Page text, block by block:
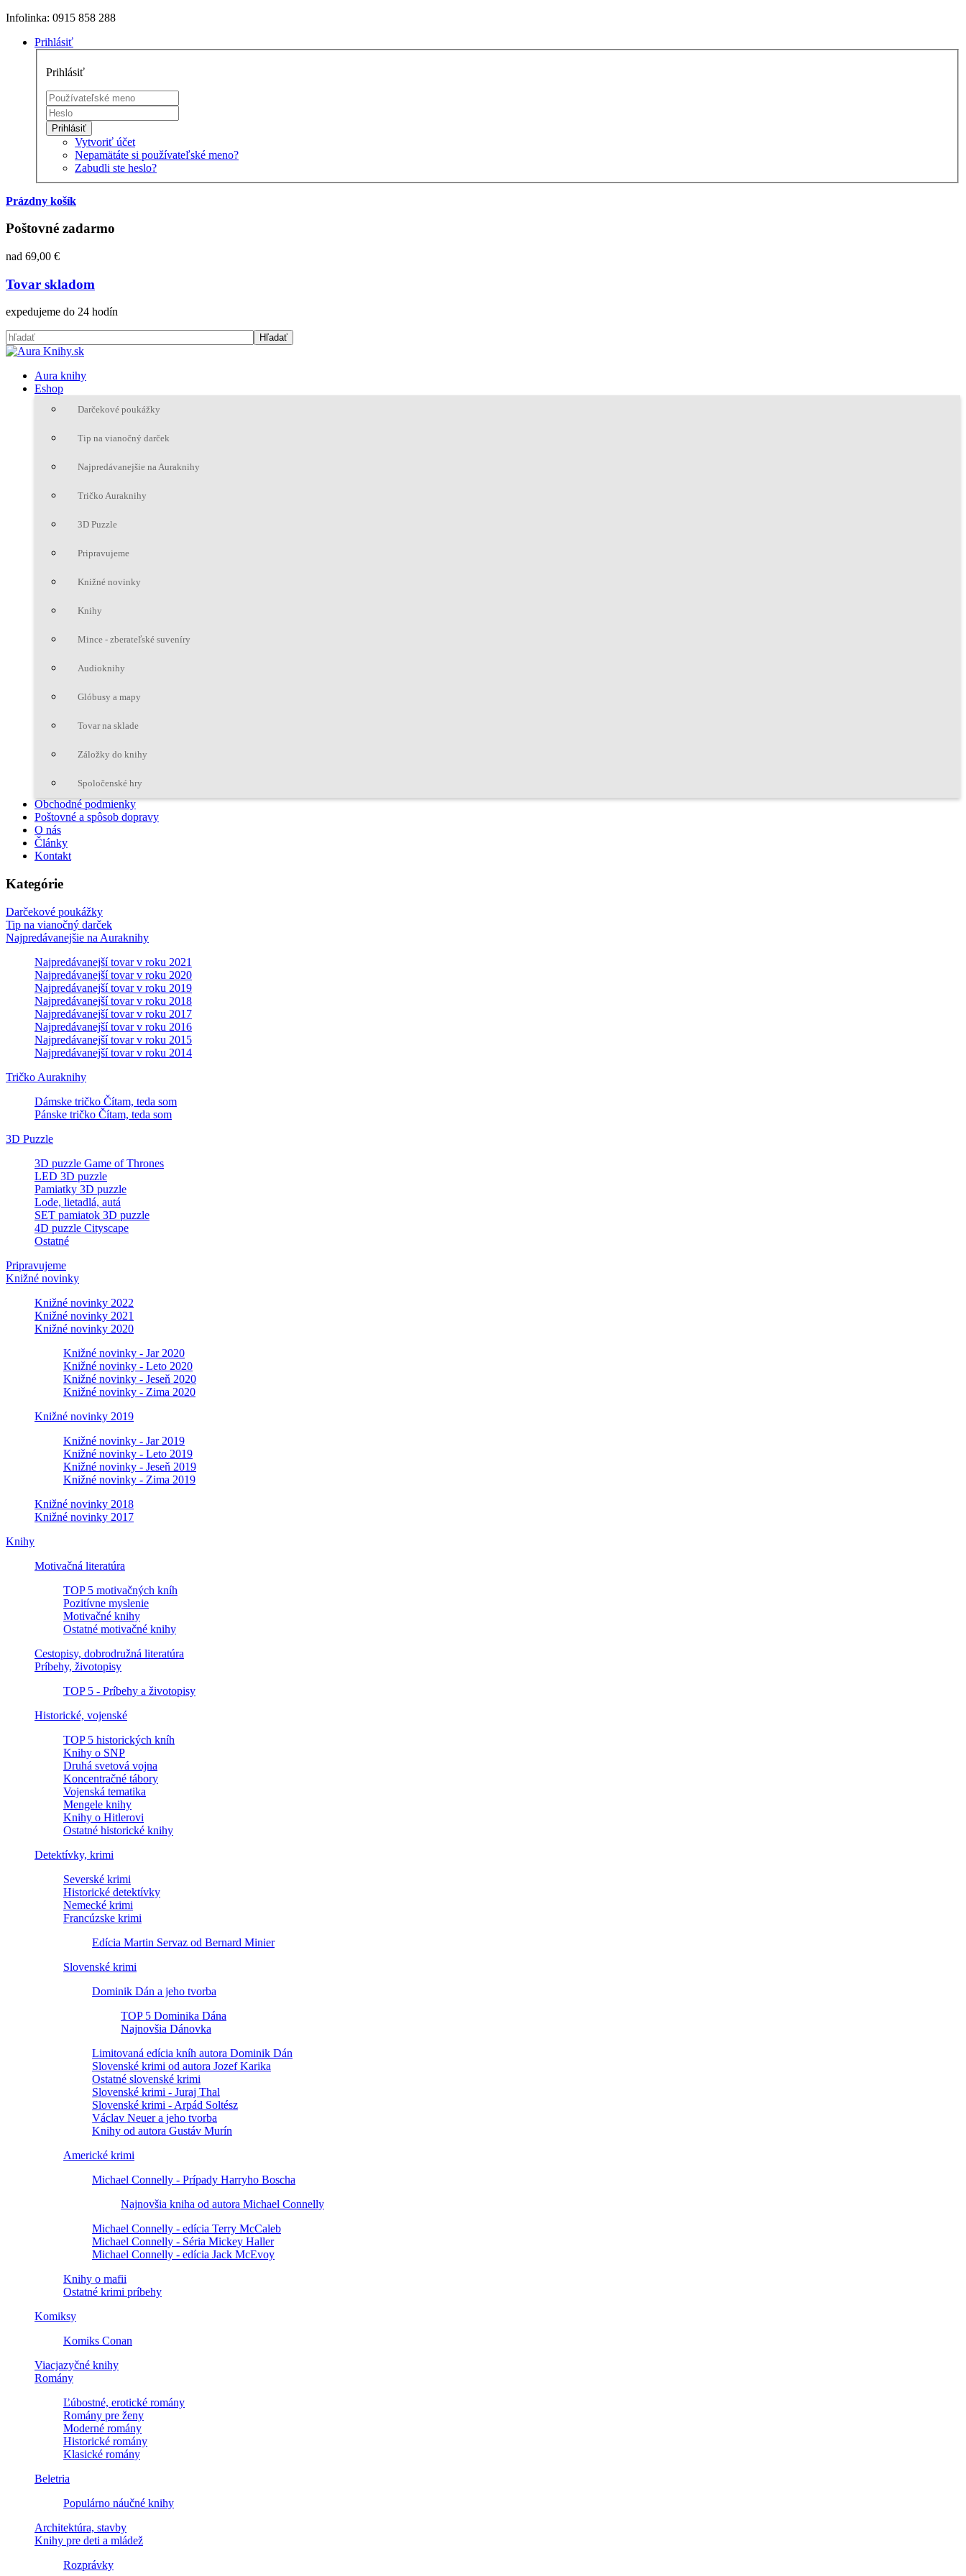
Infolinka: 0915 858 288
Prihlásiť
Prihlásiť
Prihlásiť
Vytvoriť účet
Nepamätáte si používateľské meno?
Zabudli ste heslo?
Prázdny košík
Poštovné zadarmo
nad 69,00 €
Tovar skladom
expedujeme do 24 hodín
Aura knihy
Eshop
Darčekové poukážky
Tip na vianočný darček
Najpredávanejšie na Auraknihy
Tričko Auraknihy
3D Puzzle
Pripravujeme
Knižné novinky
Knihy
Mince - zberateľské suveníry
Audioknihy
Glóbusy a mapy
Tovar na sklade
Záložky do knihy
Spoločenské hry
Obchodné podmienky
Poštovné a spôsob dopravy
O nás
Články
Kontakt
Kategórie
Darčekové poukážky
Tip na vianočný darček
Najpredávanejšie na Auraknihy
Najpredávanejší tovar v roku 2021
Najpredávanejší tovar v roku 2020
Najpredávanejší tovar v roku 2019
Najpredávanejší tovar v roku 2018
Najpredávanejší tovar v roku 2017
Najpredávanejší tovar v roku 2016
Najpredávanejší tovar v roku 2015
Najpredávanejší tovar v roku 2014
Tričko Auraknihy
Dámske tričko Čítam, teda som
Pánske tričko Čítam, teda som
3D Puzzle
3D puzzle Game of Thrones
LED 3D puzzle
Pamiatky 3D puzzle
Lode, lietadlá, autá
SET pamiatok 3D puzzle
4D puzzle Cityscape
Ostatné
Pripravujeme
Knižné novinky
Knižné novinky 2022
Knižné novinky 2021
Knižné novinky 2020
Knižné novinky - Jar 2020
Knižné novinky - Leto 2020
Knižné novinky - Jeseň 2020
Knižné novinky - Zima 2020
Knižné novinky 2019
Knižné novinky - Jar 2019
Knižné novinky - Leto 2019
Knižné novinky - Jeseň 2019
Knižné novinky - Zima 2019
Knižné novinky 2018
Knižné novinky 2017
Knihy
Motivačná literatúra
TOP 5 motivačných kníh
Pozitívne myslenie
Motivačné knihy
Ostatné motivačné knihy
Cestopisy, dobrodružná literatúra
Príbehy, životopisy
TOP 5 - Príbehy a životopisy
Historické, vojenské
TOP 5 historických kníh
Knihy o SNP
Druhá svetová vojna
Koncentračné tábory
Vojenská tematika
Mengele knihy
Knihy o Hitlerovi
Ostatné historické knihy
Detektívky, krimi
Severské krimi
Historické detektívky
Nemecké krimi
Francúzske krimi
Edícia Martin Servaz od Bernard Minier
Slovenské krimi
Dominik Dán a jeho tvorba
TOP 5 Dominika Dána
Najnovšia Dánovka
Limitovaná edícia kníh autora Dominik Dán
Slovenské krimi od autora Jozef Karika
Ostatné slovenské krimi
Slovenské krimi - Juraj Thal
Slovenské krimi - Arpád Soltész
Václav Neuer a jeho tvorba
Knihy od autora Gustáv Murín
Americké krimi
Michael Connelly - Prípady Harryho Boscha
Najnovšia kniha od autora Michael Connelly
Michael Connelly - edícia Terry McCaleb
Michael Connelly - Séria Mickey Haller
Michael Connelly - edícia Jack McEvoy
Knihy o mafii
Ostatné krimi príbehy
Komiksy
Komiks Conan
Viacjazyčné knihy
Romány
Ľúbostné, erotické romány
Romány pre ženy
Moderné romány
Historické romány
Klasické romány
Beletria
Populárno náučné knihy
Architektúra, stavby
Knihy pre deti a mládež
Rozprávky